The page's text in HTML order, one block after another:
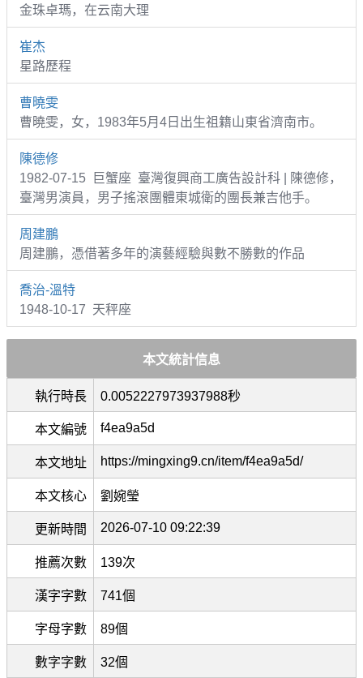
金珠卓瑪，在云南大理
崔杰
星路歷程
曹曉雯
曹曉雯，女，1983年5月4日出生祖籍山東省濟南市。
陳德修
1982-07-15 巨蟹座 臺灣復興商工廣告設計科 | 陳德修，
臺灣男演員，男子搖滾團體東城衛的團長兼吉他手。
周建鵬
周建鵬，憑借著多年的演藝經驗與數不勝數的作品
喬治-溫特
1948-10-17 天秤座
本文統計信息
執行時長 0.0052227973937988秒
本文編號 f4ea9a5d
本文地址 https://mingxing9.cn/item/f4ea9a5d/
本文核心 劉婉瑩
更新時間 2026-07-10 09:22:39
推薦次數 139次
漢字字數 741個
字母字數 89個
數字字數 32個